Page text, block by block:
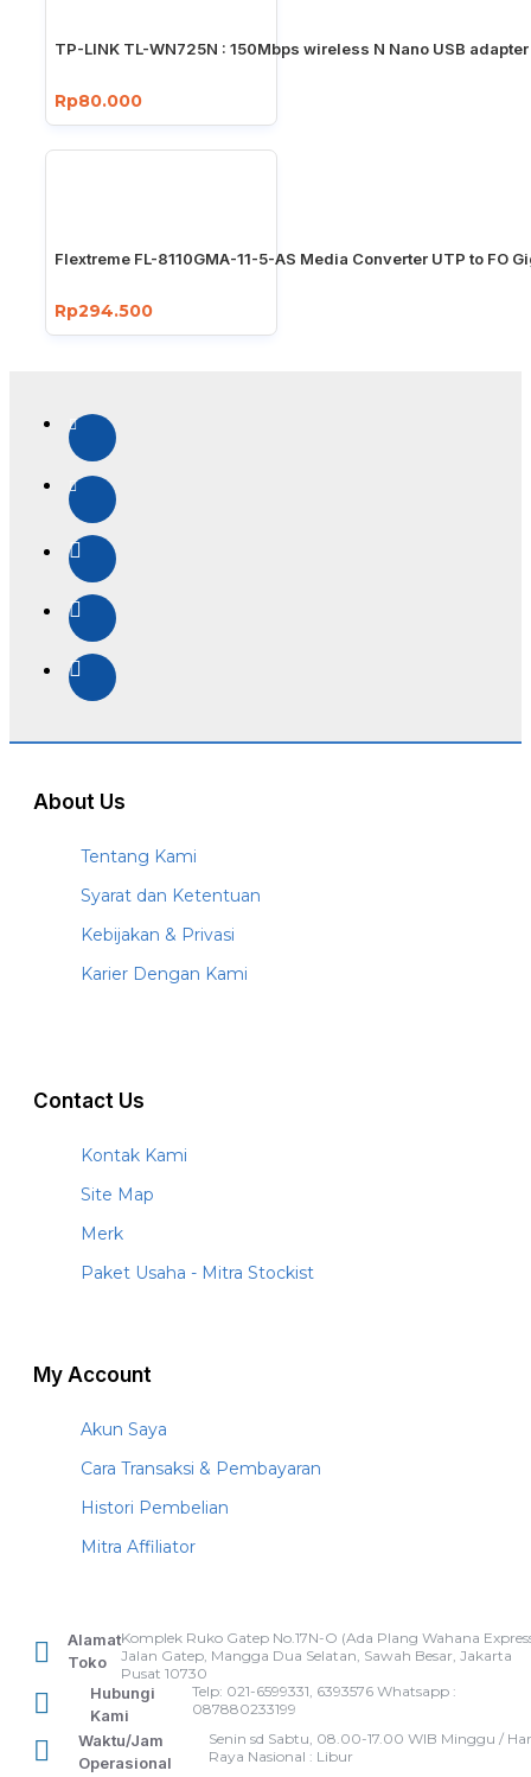
TP-LINK TL-WN725N : 150Mbps wireless N Nano USB adapter
Rp80.000
Flextreme FL-8110GMA-11-5-AS Media Converter UTP to FO
Rp294.500
About Us
Tentang Kami
Syarat dan Ketentuan
Kebijakan & Privasi
Karier Dengan Kami
Contact Us
Kontak Kami
Site Map
Merk
Paket Usaha - Mitra Stockist
My Account
Akun Saya
Cara Transaksi & Pembayaran
Histori Pembelian
Mitra Affiliator
Alamat
Toko
Komplek Ruko Gatep No.17N-O (Ada Plang Wahana
Jalan Gatep, Mangga Dua Selatan, Sawah Besar, Jakarta
Pusat 10730
Hubungi
Kami
Telp: 021-6599331, 6393576 Whatsapp :
087880233199
Waktu/Jam
Operasional
Senin sd Sabtu, 08.00-17.00 WIB Minggu /
Raya Nasional : Libur